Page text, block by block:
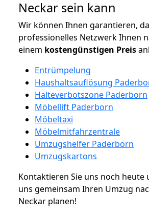
Neckar sein kann
Wir können Ihnen garantieren,
professionelles Netzwerk Ihnen
einem kostengünstigen Preis
Entrümpelung
Haushaltsauflösung
Halteverbotszone Paderborn
Möbellift Paderborn
Möbeltaxi
Möbelmitfahrzentrale
Umzugshelfer Paderborn
Umzugskartons
Kontaktieren Sie uns noch heute
uns gemeinsam Ihren Umzug
Neckar planen!